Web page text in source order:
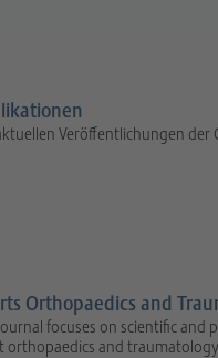
Veröffentlichungen der
Orthopaedics and
focuses on scientific and
orthopaedics and